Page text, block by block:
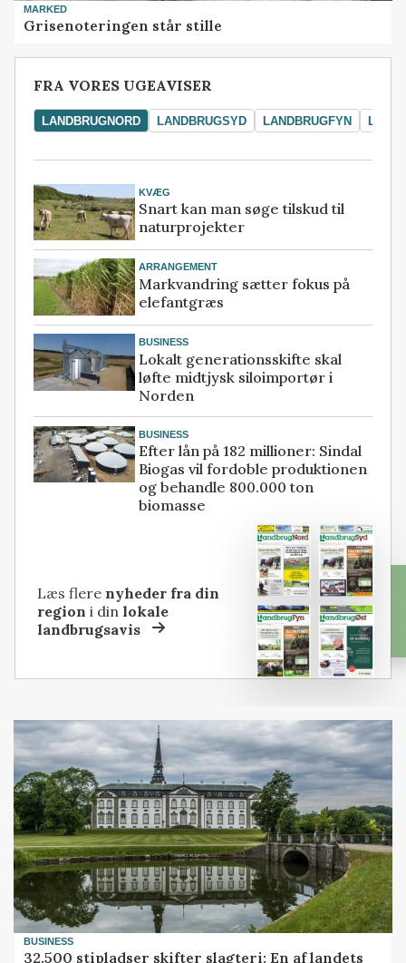
MARKED
Grisenoteringen står stille
FRA VORES UGEAVISER
LANDBRUGNORD LANDBRUGSYD LANDBRUGFYN
KVÆG
Snart kan man søge tilskud til
naturprojekter
ARRANGEMENT
Markvandring sætter fokus på
elefantgræs
BUSINESS
Lokalt generationsskifte skal
løfte midtjysk siloimportør i
Norden
BUSINESS
Efter lån på 182 millioner: Sindal
Biogas vil fordoble produktionen
og behandle 800.000 ton
biomasse
Læs flere nyheder fra din
region i dinlokale
landbrugsavis
BUSINESS
32.500 stipladser skifter slagteri: En af landets